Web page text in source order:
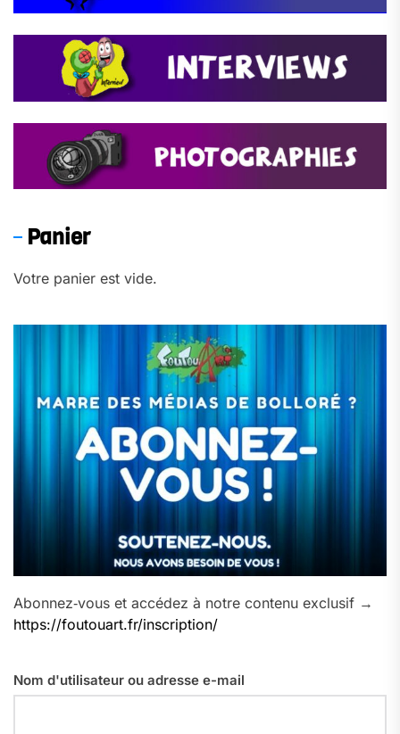
Panier
Votre panier est vide.
Abonnez‑vous et accédez à notre contenu exclusif →
https://foutouart.fr/inscription/
Nom d'utilisateur ou adresse e-mail